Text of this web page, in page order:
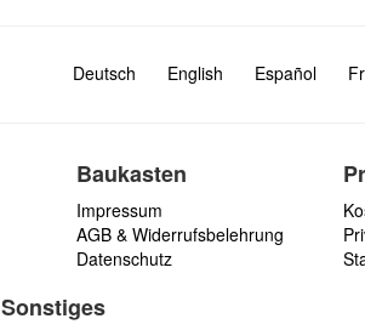
Deutsch English Español
Baukasten
Impressum
AGB & Widerrufsbelehrung
Datenschutz
Sonstiges